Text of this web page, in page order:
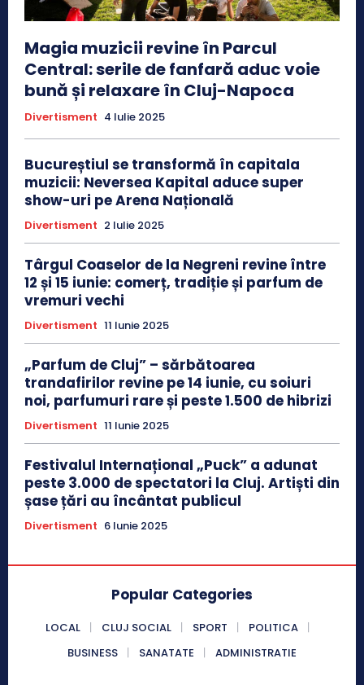
Magia muzicii revine în Parcul
Central: serile de fanfară aduc voie
bună și relaxare în Cluj-Napoca
Divertisment 4 Iulie 2025
Bucureștiul se transformă în capitala
muzicii: Neversea Kapital aduce super
show-uri pe Arena Națională
Divertisment 2 Iulie 2025
Târgul Coaselor de la Negreni revine între
12 și 15 iunie: comerț, tradiție și parfum de
vremuri vechi
Divertisment 11 Iunie 2025
„Parfum de Cluj” – sărbătoarea
trandafirilor revine pe 14 iunie, cu soiuri
noi, parfumuri rare și peste 1.500 de hibrizi
Divertisment 11 Iunie 2025
Festivalul Internațional „Puck” a adunat
peste 3.000 de spectatori la Cluj. Artiști din
șase țări au încântat publicul
Divertisment 6 Iunie 2025
Popular Categories
LOCAL CLUJ SOCIAL SPORT
POLITICA
BUSINESS
SANATATE ADMINISTRATIE